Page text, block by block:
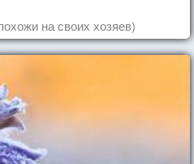
на своих хозяев)